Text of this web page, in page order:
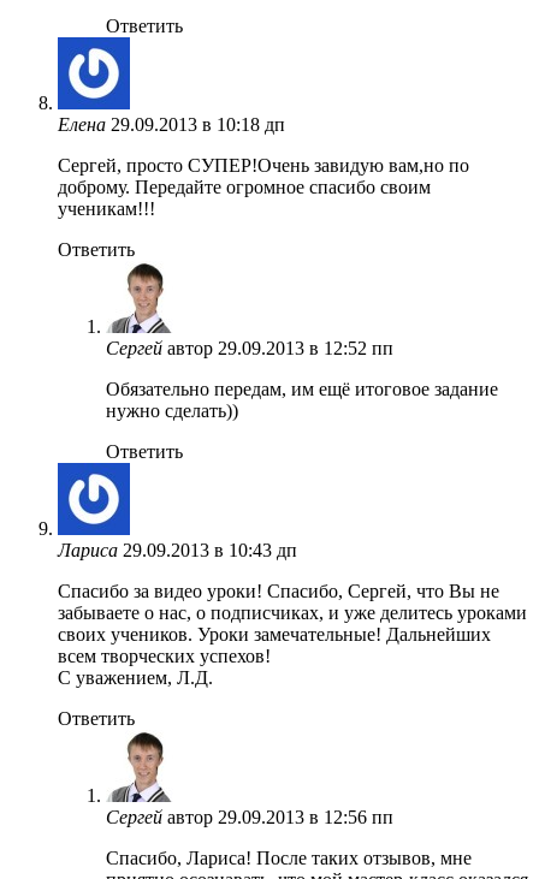
Ответить
Елена 29.09.2013 в 10:18 дп
Сергей, просто СУПЕР!Очень завидую вам,но по
доброму. Передайте огромное спасибо своим
ученикам!!!
Ответить
Сергей автор 29.09.2013 в 12:52 пп
Обязательно передам, им ещё итоговое задание
нужно сделать))
Ответить
Лариса 29.09.2013 в 10:43 дп
Спасибо за видео уроки! Спасибо, Сергей, что Вы не
забываете о нас, о подписчиках, и уже делитесь уроками
своих учеников. Уроки замечательные! Дальнейших
всем творческих успехов!
С уважением, Л.Д.
Ответить
Сергей автор 29.09.2013 в 12:56 пп
Спасибо, Лариса! После таких отзывов, мне